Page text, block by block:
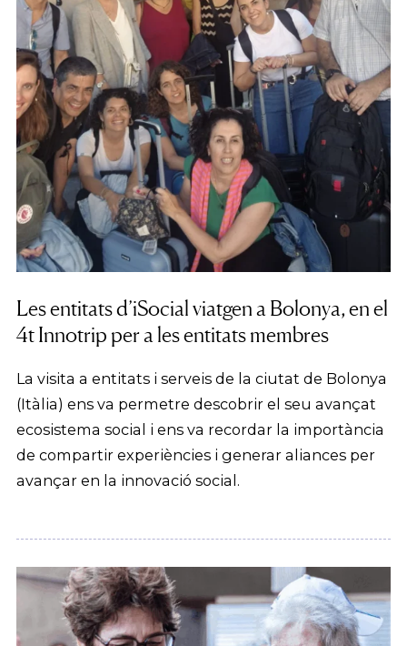
Les entitats d’iSocial viatgen a Bolonya, en el
4t Innotrip per a les entitats membres
La visita a entitats i serveis de la ciutat de Bolonya
(Itàlia) ens va permetre descobrir el seu avançat
ecosistema social i ens va recordar la importància
de compartir experiències i generar aliances per
avançar en la innovació social.